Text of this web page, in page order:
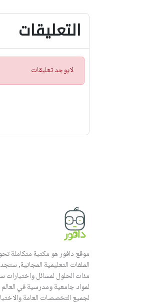
التعليقات
ت
ن
لايوجد تعليقات
موقع دافور هو مكتبة متكاملة
الملفات التعليمية المجانية,
مئات الحلول لمسائل واختبارات
لمواد جامعية ومدرسية في
لجميع التخصصات العامة